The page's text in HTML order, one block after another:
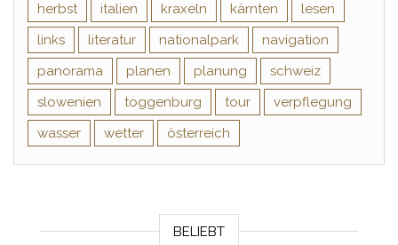
herbst
italien kraxeln kärnten
lesen
links
literatur nationalpark
navigation
panorama
planen planung
schweiz
slowenien
toggenburg tour
verpflegung
wasser
wetter österreich
BELIEBT